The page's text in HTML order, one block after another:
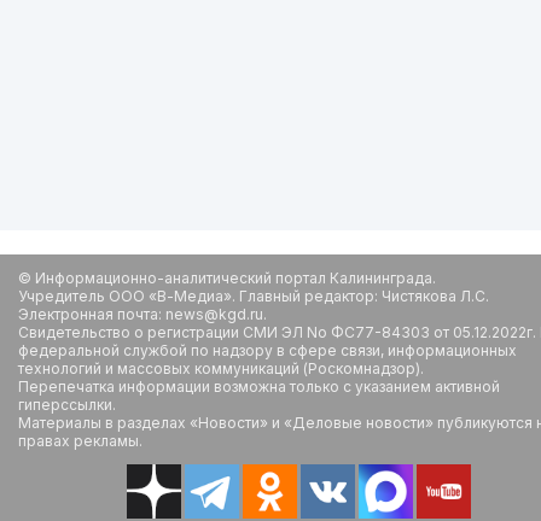
© Информационно-аналитический портал Калининграда.
Учредитель ООО «В-Медиа». Главный редактор: Чистякова Л.С.
Электронная почта: news@kgd.ru.
Свидетельство о регистрации СМИ ЭЛ No ФС77-84303 от
федеральной службой по надзору в сфере связи, информационных
технологий и массовых коммуникаций (Роскомнадзор).
Перепечатка информации возможна только с указанием активной
гиперссылки.
Материалы в разделах «Новости» и «Деловые новости» публикуются
правах рекламы.